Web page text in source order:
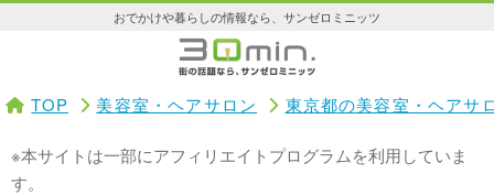
おでかけや暮らしの情報なら、サンゼロミニッツ
TOP 美容室・ヘアサロン 東京都の美容室・ヘアサ
※本サイトは一部にアフィリエイトプログラムを利用していま
す。